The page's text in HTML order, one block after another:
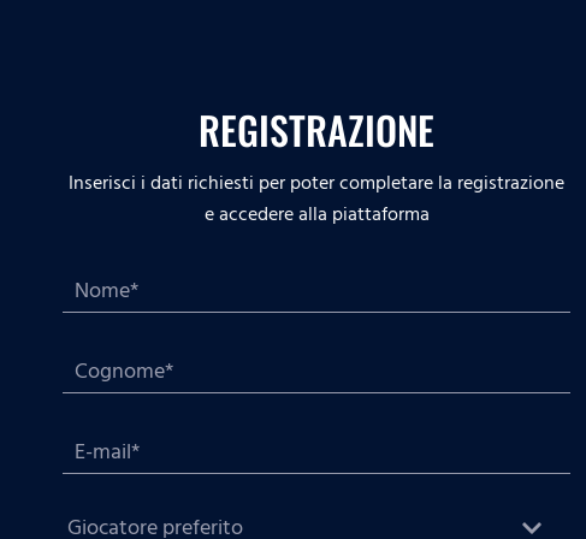
REGISTRAZIONE
Inserisci i dati richiesti per poter completare la registrazione
e accedere alla piattaforma